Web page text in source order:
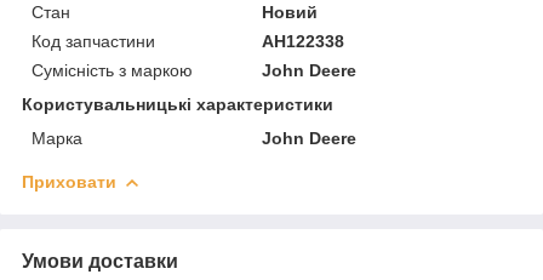
Стан
Новий
Код запчастини
AH122338
Сумісність з маркою
John Deere
Користувальницькі характеристики
Марка
John Deere
Приховати
Умови доставки